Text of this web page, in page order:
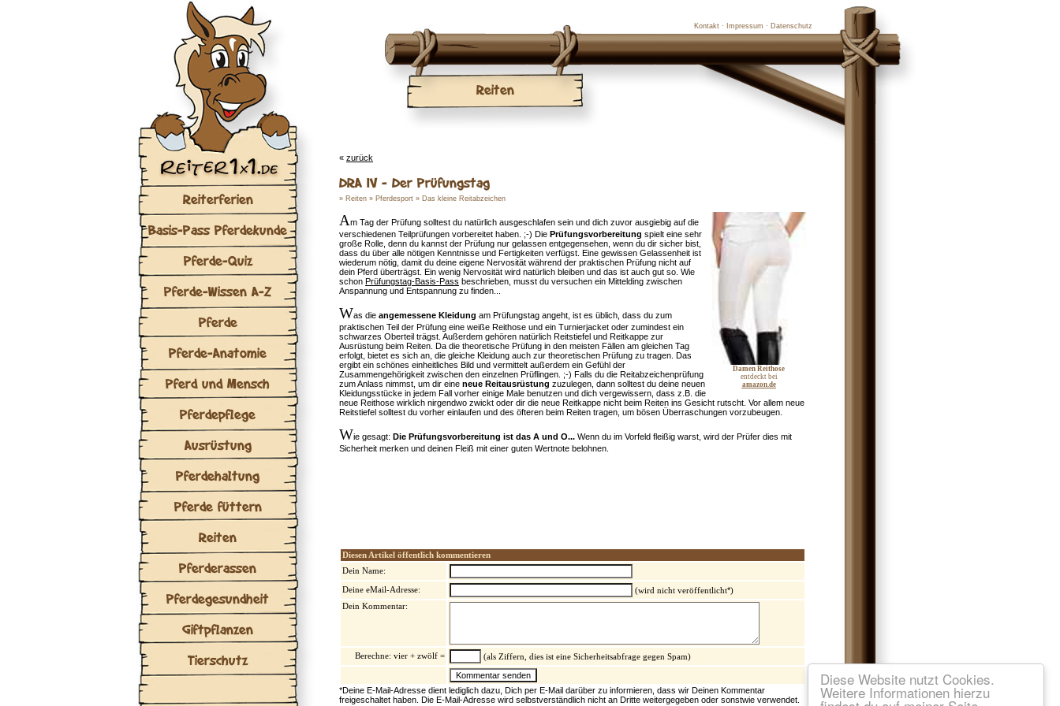
Diese Website nutzt Cookies.
Weitere Informationen hierzu
Reiterferien
Basis-Pass Pferdekunde
Pferde-Quiz
Pferde-Wissen A-Z
Pferde
Pferde-Anatomie
Pferd und Mensch
Pferdepflege
Ausrüstung
Pferdehaltung
Pferde füttern
Reiten
Pferderassen
Pferdegesundheit
Giftpflanzen
Tierschutz
Kontakt · Impressum · Datenschutz
Reiten
« zurück
DRA IV - Der Prüfungstag
» Reiten » Pferdesport » Das kleine Reitabzeichen
Damen Reithose
entdeckt bei
amazon.de
Am Tag der Prüfung solltest du natürlich ausgeschlafen sein und dich zuvor ausgiebig auf die
verschiedenen Teilprüfungen vorbereitet haben. ;-) Die Prüfungsvorbereitung spielt eine sehr
große Rolle, denn du kannst der Prüfung nur gelassen entgegensehen, wenn du dir sicher bist,
dass du über alle nötigen Kenntnisse und Fertigkeiten verfügst. Eine gewissen Gelassenheit ist
wiederum nötig, damit du deine eigene Nervosität während der praktischen Prüfung nicht auf
dein Pferd überträgst. Ein wenig Nervosität wird natürlich bleiben und das ist auch gut so. Wie
schon Prüfungstag-Basis-Pass beschrieben, musst du versuchen ein Mittelding zwischen
Anspannung und Entspannung zu finden...
Was die angemessene Kleidung am Prüfungstag angeht, ist es üblich, dass du zum
praktischen Teil der Prüfung eine weiße Reithose und ein Turnierjacket oder zumindest ein
schwarzes Oberteil trägst. Außerdem gehören natürlich Reitstiefel und Reitkappe zur
Ausrüstung beim Reiten. Da die theoretische Prüfung in den meisten Fällen am gleichen Tag
erfolgt, bietet es sich an, die gleiche Kleidung auch zur theoretischen Prüfung zu tragen. Das
ergibt ein schönes einheitliches Bild und vermittelt außerdem ein Gefühl der
Zusammengehörigkeit zwischen den einzelnen Prüflingen. ;-) Falls du die Reitabzeichenprüfung
zum Anlass nimmst, um dir eine neue Reitausrüstung zuzulegen, dann solltest du deine neuen
Kleidungsstücke in jedem Fall vorher einige Male benutzen und dich vergewissern, dass z.B. die
neue Reithose wirklich nirgendwo zwickt oder dir die neue Reitkappe nicht beim Reiten ins Gesicht rutscht. Vor allem neue
Reitstiefel solltest du vorher einlaufen und des öfteren beim Reiten tragen, um bösen Überraschungen vorzubeugen.
Wie gesagt: Die Prüfungsvorbereitung ist das A und O... Wenn du im Vorfeld fleißig warst, wird der Prüfer dies mit
Sicherheit merken und deinen Fleiß mit einer guten Wertnote belohnen.
Diesen Artikel öffentlich kommentieren
Dein Name:
Deine eMail-Adresse: (wird nicht veröffentlicht*)
Dein Kommentar:
Berechne: vier + zwölf = (als Ziffern, dies ist eine Sicherheitsabfrage gegen Spam)
*Deine E-Mail-Adresse dient lediglich dazu, Dich per E-Mail darüber zu informieren, dass wir Deinen Kommentar
freigeschaltet haben. Die E-Mail-Adresse wird selbstverständlich nicht an Dritte weitergegeben oder sonstwie verwendet.